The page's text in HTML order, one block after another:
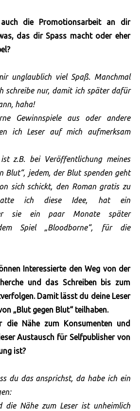
die Promotionsarbeit an dir
das dir Spass macht oder eher
unglaublich viel Spaß. Manchmal
schreibe nur, damit ich später dafür
haha!
Gewinnspiele aus oder andere
ich Leser auf mich aufmerksam
z.B. bei Veröffentlichung meines
Blut“, jedem, der Blut spenden geht
sich schickt, den Roman gratis zu
ich diese Idee, hat ein
sie ein paar Monate später
Spiel „Bloodborne“, für die
Interessierte den Weg von der
und das Schreiben bis zum
Damit lässt du deine Leser
„Blut gegen Blut“ teilhaben.
Nähe zum Konsumenten und
Austausch für Selfpublisher von
ist?
du das ansprichst, da habe ich ein
die Nähe zum Leser ist unheimlich